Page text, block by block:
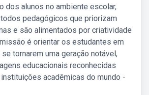
dos alunos no ambiente escolar,
pedagógicos que priorizam
e são alimentados por criatividade
é orientar os estudantes em
se tornarem uma geração notável,
educacionais reconhecidas
acadêmicas do mundo -